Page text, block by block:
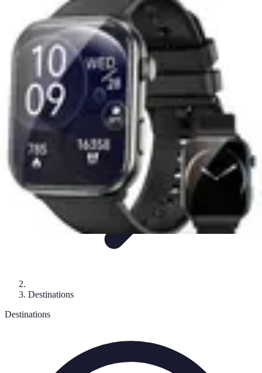
Voyage Inoubliable
AventurePlanificationDestinationsVoyage et Écologie
Voyage Inoubliable
Destinations
Destinations